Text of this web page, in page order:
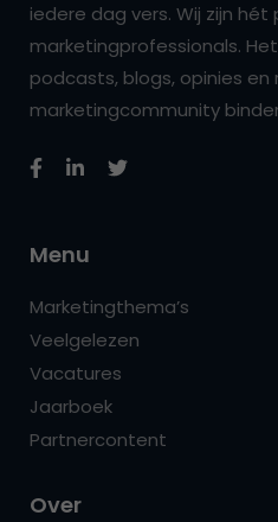
iedere dag vers. Wij zijn
marketingprofessionals.
podcasts, blogs, opinies en
marketingcommunity
Menu
Marketingthema’s
Veelgelezen
Vacatures
Jaarboek
Partnercontent
Over